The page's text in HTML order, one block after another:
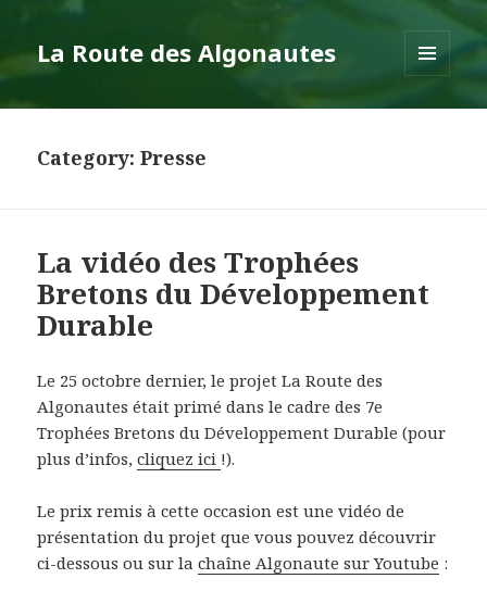
La Route des Algonautes
Category: Presse
La vidéo des Trophées
Bretons du Développement
Durable
Le 25 octobre dernier, le projet La Route des
Algonautes était primé dans le cadre des 7e
Trophées Bretons du Développement Durable (pour
plus d’infos,cliquez ici !).
Le prix remis à cette occasion est une vidéo de
présentation du projet que vous pouvez découvrir
ci-dessous ou sur lachaîne Algonaute sur Youtube :